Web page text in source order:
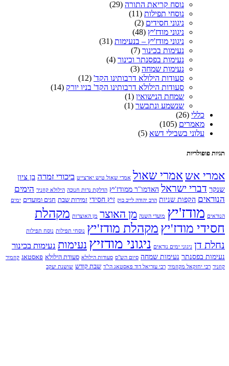
נוסח קריאת התורה (29)
נוסחי תפילות (11)
ניגוני חסידים (2)
ניגוני מודז'יץ (48)
ניגוני מודז'יץ – בנעימות (31)
נעימות בכינור (7)
נעימות בפסנתר וכינור (4)
נעימות שמחה (3)
סעודות הילולא דרבותינו הקד' (12)
סעודות הילולא דרבותינו הקד' בניו יורק (14)
שמחת הנישואין (1)
שנשמע ונתבשר (1)
כללי (26)
מאמרים (105)
עלוני בשבילי דשא (5)
תגיות פופולריות
אמרי אש אמרי שאול אמרי שאול טיש יארצייט ביכורי זמרה בן ציון
שנקר דברי ישראל האדמו"ר ממודז'יץ הדלקת נרות חנוכה הילולא קוזניר הימים
הנוראים הקפות שניות הרב יהודה לייב בוק זיץ חסידי זמירות שבת חגים ומועדים ימים
הנוראים מודז'יץ מועדי השנה מן האוצר מן האוצרות מקהלת
חסידי מודז'יץ מקהלת מודז'יץ נוסחי תפילות נוסח תפילות
נחלת דן ניגוני ימים נוראים ניגוני מודזיץ נעימות נעימות בכינור
נעימות בפסנתר נעימות שמחה סיום הש"ס סעודות הילולא סעודת הילולא פאסטאג קוזמיר
קוזניר רבי יחזקאל מקוזמיר רבי עזריאל דוד פאסטאג הי"ד שבת קודש שושנת יעקב